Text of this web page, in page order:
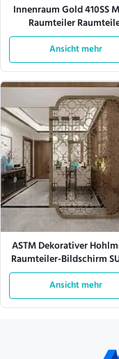
Innenraum Gold 410SS
Raumteiler
Leichtgewicht
Ansicht mehr
ASTM Dekorativer
Raumteiler-Bildschirm
Kundenspezifisch
Ansicht mehr